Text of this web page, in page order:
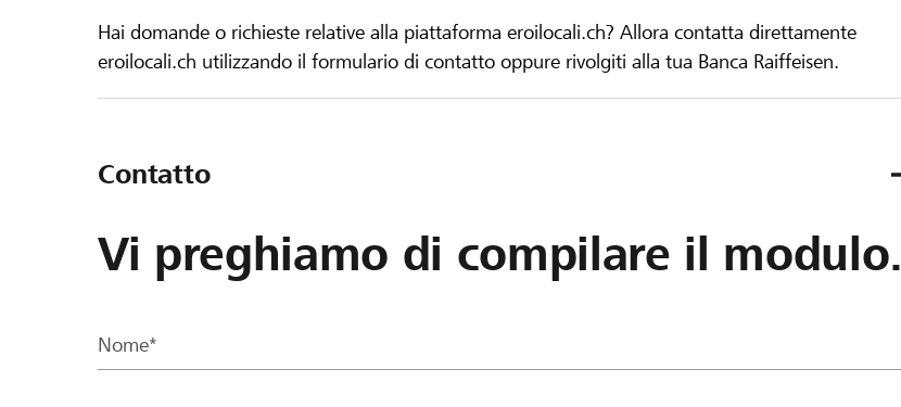
Hai domande o richieste relative alla piattaforma eroilocali.ch? Allora contatta direttamente
eroilocali.ch utilizzando il formulario di contatto oppure rivolgiti alla tua Banca Raiffeisen.
Contatto
Vi preghiamo di compilare il modulo.
Nome*